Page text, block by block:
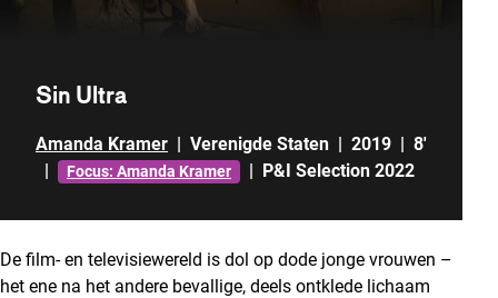
Sin Ultra
Amanda Kramer | Verenigde Staten | 2019 | 8'
|
Focus: Amanda Kramer | P&I Selection 2022
De film- en televisiewereld is dol op dode jonge vrouwen –
het ene na het andere bevallige, deels ontklede lichaam